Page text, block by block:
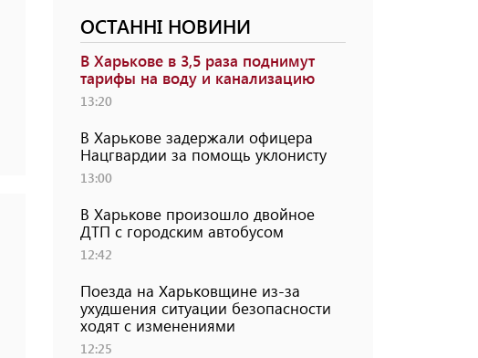
ОСТАННІ НОВИНИ
В Харькове в 3,5 раза поднимут
тарифы на воду и канализацию
13:20
В Харькове задержали офицера
Нацгвардии за помощь уклонисту
13:00
В Харькове произошло двойное
ДТП с городским автобусом
12:42
Поезда на Харьковщине из-за
ухудшения ситуации безопасности
ходят с изменениями
12:25